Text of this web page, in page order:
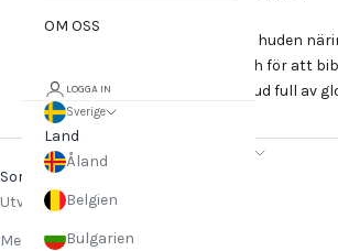
OM OSS
LOGGA IN
Sverige
Land
Åland
Belgien
Bulgarien
Tips från oss är att fortsätta ge huden
bevara den höga fukthalten och för att
och hälsosam hud full av
Sortera efter
Utvald
Mest relevant